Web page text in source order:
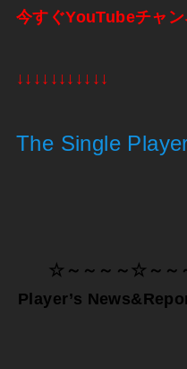
今すぐYouTubeチャ
↓↓↓↓↓↓↓↓↓↓↓
The Single
☆～～～～☆～～
Player’s